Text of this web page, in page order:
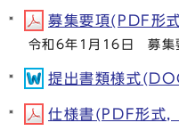
募集要項(PDF形
令和6年1月16日 募集
提出書類様式
仕様書(PDF形式